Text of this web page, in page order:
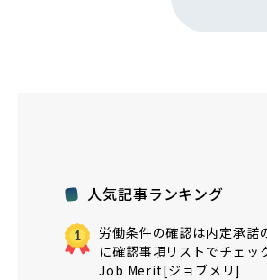
人気記事ランキング
労働条件の確認は内定承諾
に確認事項リストでチェッ
Job Merit[ジョブメリ]